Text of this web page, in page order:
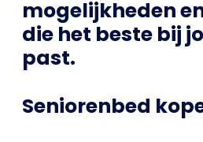
mogelijkheden
die het beste bij
past.
Seniorenbed